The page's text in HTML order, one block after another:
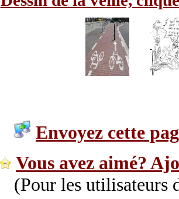
Envoyez cette
Vous avez aimé?
(Pour les